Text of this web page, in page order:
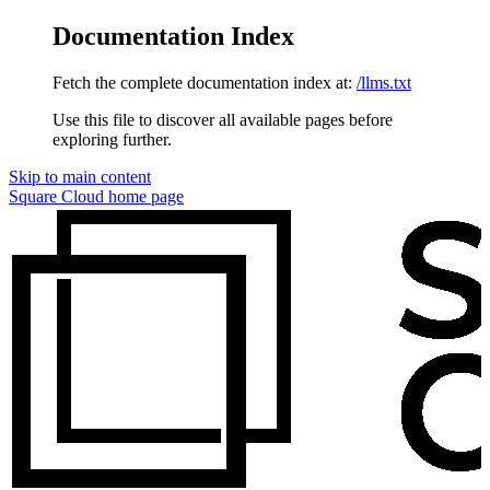
Documentation Index
Fetch the complete documentation index at: /llms.txt
Use this file to discover all available pages before
exploring further.
Skip to main content
Square Cloud home page